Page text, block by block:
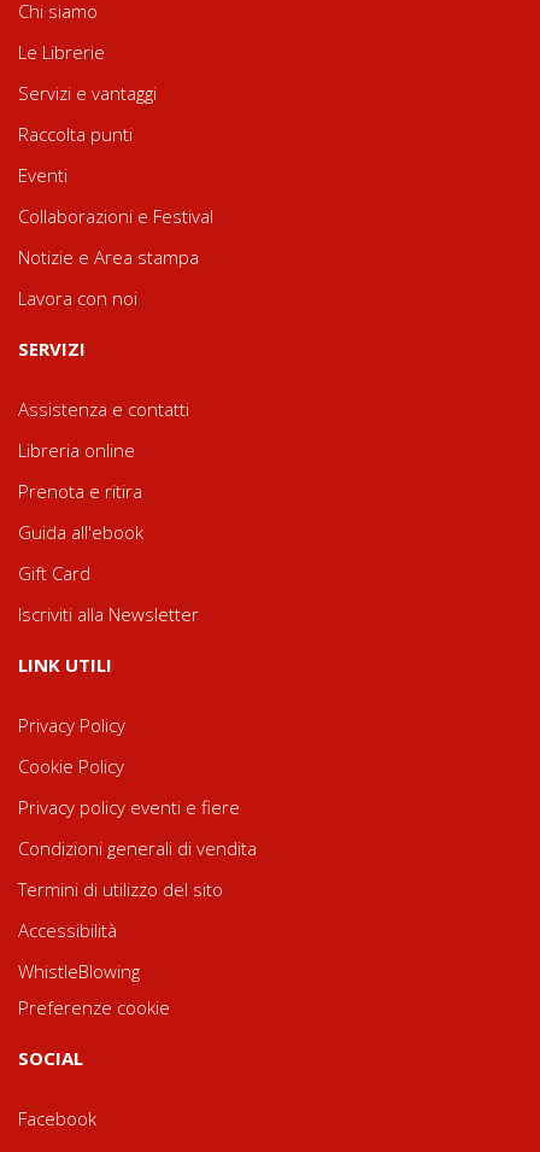
Chi siamo
Le Librerie
Servizi e vantaggi
Raccolta punti
Eventi
Collaborazioni e Festival
Notizie e Area stampa
Lavora con noi
SERVIZI
Assistenza e contatti
Libreria online
Prenota e ritira
Guida all'ebook
Gift Card
Iscriviti alla Newsletter
LINK UTILI
Privacy Policy
Cookie Policy
Privacy policy eventi e fiere
Condizioni generali di vendita
Termini di utilizzo del sito
Accessibilità
WhistleBlowing
Preferenze cookie
SOCIAL
Facebook